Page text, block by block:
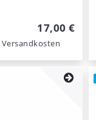
17,00 €
Versandkosten